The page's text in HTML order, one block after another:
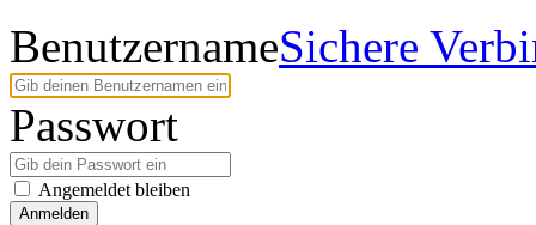
BenutzernameSichere
Passwort
Angemeldet bleiben
Anmelden